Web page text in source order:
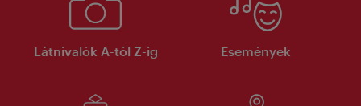
Látnivalók A-tól Z-ig Események